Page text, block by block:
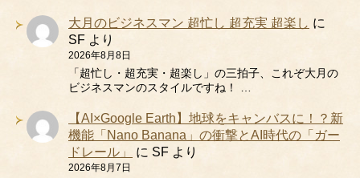
大月のビジネスマン 超忙し 超充実 超楽し に
SF より
2026年8月8日
「超忙し・超充実・超楽し」の三拍子、これぞ大月の
ビジネスマンのスタイルですね！ …
【AI×Google Earth】地球をキャンバスに！？新
機能「Nano Banana」の衝撃とAI時代の「ガー
ドレール」
に SF より
2026年8月7日